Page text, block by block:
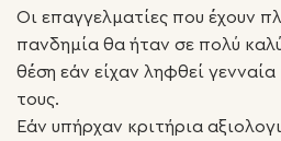
Οι επαγγελματίες που έχουν
πανδημία θα ήταν σε πολύ
θέση εάν είχαν ληφθεί
τους.
Εάν υπήρχαν κριτήρια